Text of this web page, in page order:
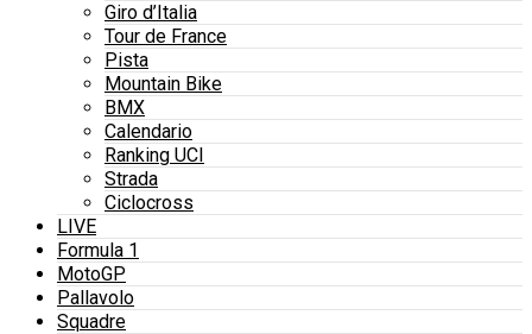
Giro d’Italia
Tour de France
Pista
Mountain Bike
BMX
Calendario
Ranking UCI
Strada
Ciclocross
LIVE
Formula 1
MotoGP
Pallavolo
Squadre